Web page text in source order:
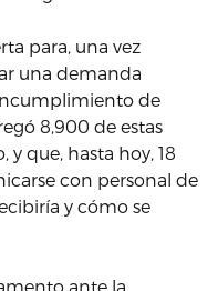
para, una vez
una demanda
de
8,900 de estas
y que, hasta hoy, 18
con personal de
y cómo se
ante la